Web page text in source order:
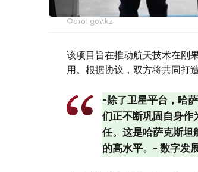
Фото: gov.kz
该项目旨在推动航天技术在刚
用。根据协议，双方将共同打
-除了卫星平台，哈
们正不断巩固自身作
任。这是哈萨克斯坦
的高水平。- 数字发